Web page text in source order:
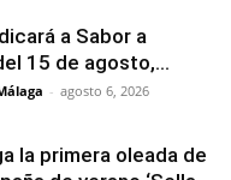
a Sabor a
15 de agosto,...
- agosto 6, 2026
la primera oleada de